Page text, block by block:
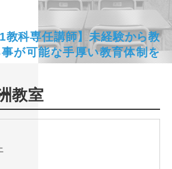
教科専任講師】未経験から教
が可能な手厚い教育体制を
教室